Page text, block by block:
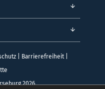
| Barrierefreiheit|
2026